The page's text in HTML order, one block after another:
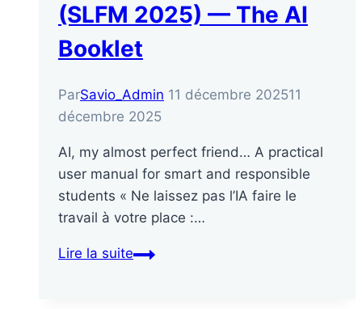
(SLFM 2025) — The AI
Booklet
ParSavio_Admin 11 décembre 202511
décembre 2025
AI, my almost perfect friend… A practical
user manual for smart and responsible
students « Ne laissez pas l’IA faire le
travail à votre place :…
Lire la suiteSemaine